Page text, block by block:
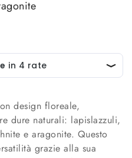
design floreale,
dure naturali: lapislazzuli,
e aragonite. Questo
grazie alla sua